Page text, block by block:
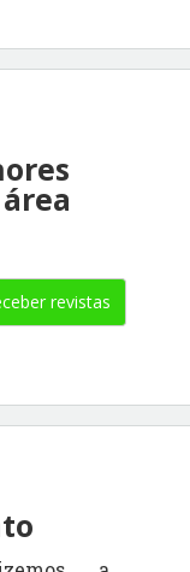
revistas